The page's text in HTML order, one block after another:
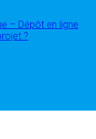
– Dépôt en ligne
?